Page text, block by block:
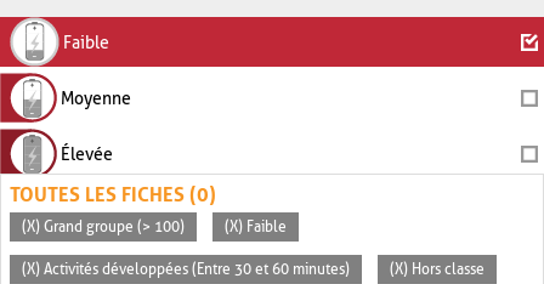
Faible
Moyenne
Élevée
TOUTES LES FICHES (0)
(X) Grand groupe (> 100) (X) Faible
(X) Activités développées (Entre 30 et 60 minutes) (X) Hors classe